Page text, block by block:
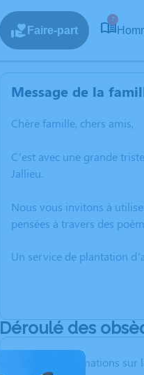
Faire-part
7
Message de la
Chère famille, chers amis,
C’est avec une grande
Jallieu.
Nous vous invitons à
pensées à travers des
Un service de plantation
Déroulé des
Les informations